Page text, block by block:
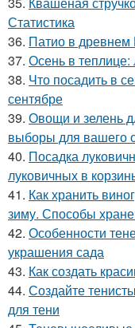
Статистика
36. Патио в древнем
37. Осень в
38. Что посадить в
сентябре
39. Овощи и зелень
выборы для вашего
40. Посадка
луковичных в
41. Как хранить
зиму. Способы
42. Особенности
украшения сада
43. Как создать
44. Создайте
для тени